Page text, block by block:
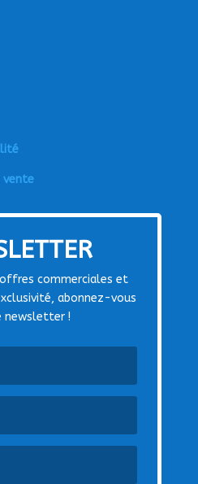
vente
offres commerciales et
abonnez-vous
newsletter !